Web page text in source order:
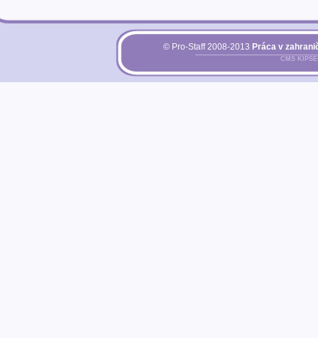
© Pro-Staff 2008-2013 Práca v
CMS